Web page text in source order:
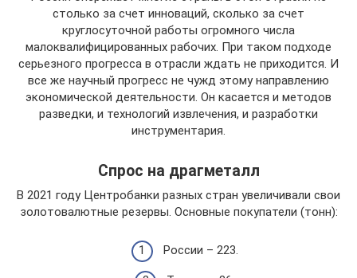
столько за счет инноваций, сколько за счет
круглосуточной работы огромного числа
малоквалифицированных рабочих. При таком подходе
серьезного прогресса в отрасли ждать не приходится. И
все же научный прогресс не чужд этому направлению
экономической деятельности. Он касается и методов
разведки, и технологий извлечения, и разработки
инструментария.
Спрос на драгметалл
В 2021 году Центробанки разных стран увеличивали свои
золотовалютные резервы. Основные покупатели (тонн):
России – 223.